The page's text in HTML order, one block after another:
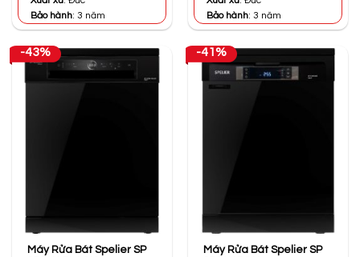
Bảo hành: 3 năm
Bảo hành: 3 năm
-43%
Máy Rửa Bát Spelier SP
-41%
Máy Rửa Bát Spelier SP